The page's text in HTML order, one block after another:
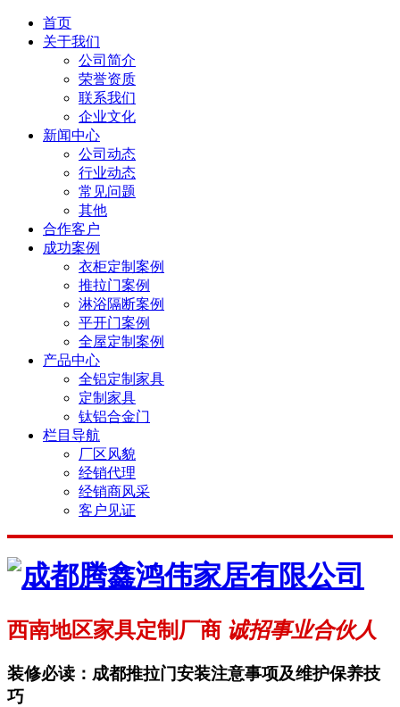
首页
关于我们
公司简介
荣誉资质
联系我们
企业文化
新闻中心
公司动态
行业动态
常见问题
其他
合作客户
成功案例
衣柜定制案例
推拉门案例
淋浴隔断案例
平开门案例
全屋定制案例
产品中心
全铝定制家具
定制家具
钛铝合金门
栏目导航
厂区风貌
经销代理
经销商风采
客户见证
西南地区家具定制厂商 诚招事业合伙人
装修必读：成都推拉门安装注意事项及维护保养技
巧